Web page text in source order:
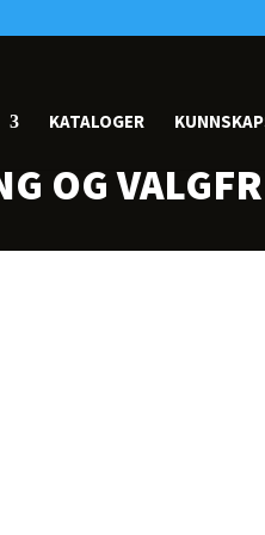
KATALOGER
OG